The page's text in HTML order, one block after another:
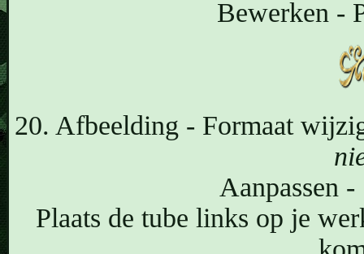
Bewerken -
20. Afbeelding - Formaat
Aanpassen
Plaats de tube links op je